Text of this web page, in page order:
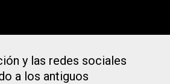
y las redes sociales
a los antiguos